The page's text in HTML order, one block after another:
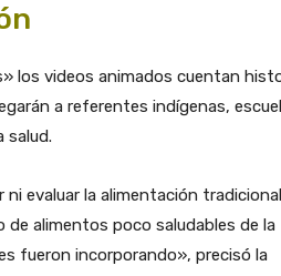
los videos animados cuentan
a referentes indígenas,
salud.
evaluar la alimentación
alimentos poco saludables de la
fueron incorporando», precisó la